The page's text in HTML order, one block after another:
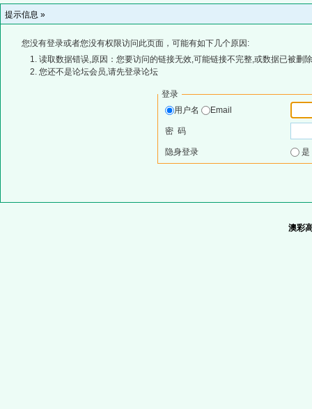
提示信息 »
您没有登录或者您没有权限访问此页面，可能有如下几个原因:
读取数据错误,原因：您要访问的链接无效,可能链接不完整,或数据已被删
您还不是论坛会员,请先登录论坛
登录
用户名
Email
密 码
隐身登录
澳彩